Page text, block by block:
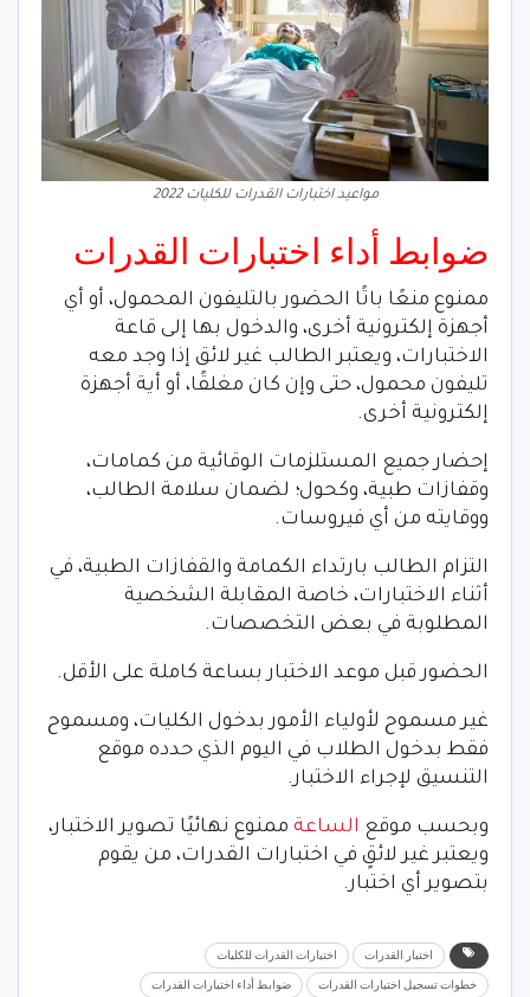
مواعيد اختبارات القدرات للكليات 2022
ضوابط أداء اختبارات القدرات
ممنوع منعًا باتًا الحضور بالتليفون المحمول، أو أي
أجهزة إلكترونية أخرى، والدخول بها إلى قاعة
الاختبارات، ويعتبر الطالب غير لائق إذا وجد معه
تليفون محمول، حتى وإن كان مغلقًا، أو أية أجهزة
إلكترونية أخرى.
إحضار جميع المستلزمات الوقائية من كمامات،
وقفازات طبية، وكحول؛ لضمان سلامة الطالب،
ووقايته من أي فيروسات.
التزام الطالب بارتداء الكمامة والقفازات الطبية، في
أثناء الاختبارات، خاصة المقابلة الشخصية
المطلوبة في بعض التخصصات.
الحضور قبل موعد الاختبار بساعة كاملة على الأقل.
غير مسموح لأولياء الأمور بدخول الكليات، ومسموح
فقط بدخول الطلاب في اليوم الذي حدده موقع
التنسيق لإجراء الاختبار.
وبحسب موقع الساعة ممنوع نهائيًا تصوير الاختبار،
ويعتبر غير لائقٍ في اختبارات القدرات، من يقوم
بتصوير أي اختبار.
اختبار القدرات اختبارات القدرات للكليات
خطوات تسجيل اختبارات القدرات ضوابط أداء اختبارات القدرات